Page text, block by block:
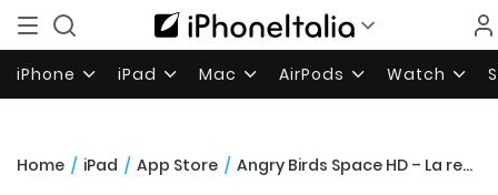
iPhone iPad Mac AirPods Watch
Home / iPad / App Store / Angry Birds Space HD – La recensione di iPadItalia